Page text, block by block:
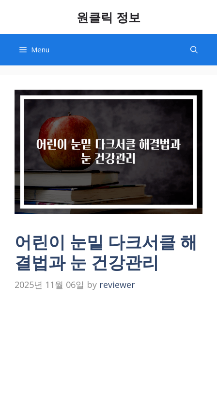
content
원클릭 정보
Menu
어린이 눈밑 다크서클 해
결법과 눈 건강관리
2025년 11월 06일 by reviewer